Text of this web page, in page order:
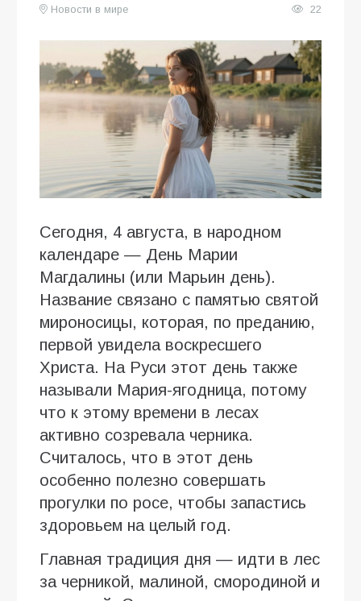
Новости в мире
22
Сегодня, 4 августа, в народном
календаре — День Марии
Магдалины (или Марьин день).
Название связано с памятью святой
мироносицы, которая, по преданию,
первой увидела воскресшего
Христа. На Руси этот день также
называли Мария-ягодница, потому
что к этому времени в лесах
активно созревала черника.
Считалось, что в этот день
особенно полезно совершать
прогулки по росе, чтобы запастись
здоровьем на целый год.
Главная традиция дня — идти в лес
за черникой, малиной, смородиной и